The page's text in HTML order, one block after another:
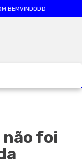
BEMVINDODD
não foi